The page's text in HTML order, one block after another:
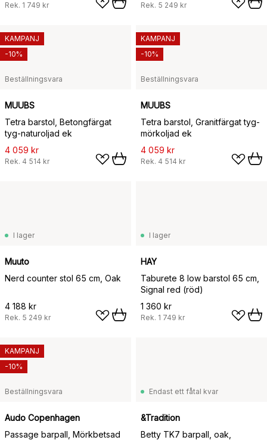
Rek. 1 749 kr Rek. 5 249 kr
Beställningsvara
MUUBS
Tetra barstol, Betongfärgat
tyg-naturoljad ek
4 059 kr
Rek. 4 514 kr
KAMPANJ
-10%
Beställningsvara
MUUBS
Tetra barstol, Granitfärgat tyg-
mörkoljad ek
4 059 kr
Rek. 4 514 kr
KAMPANJ
-10%
I lager
Muuto
Nerd counter stol 65 cm, Oak
4 188 kr
Rek. 5 249 kr
I lager
HAY
Taburete 8 low barstol 65 cm,
Signal red (röd)
1 360 kr
Rek. 1 749 kr
Beställningsvara
Audo Copenhagen
Passage barpall, Mörkbetsad
KAMPANJ
-10%
Endast ett fåtal kvar
&Tradition
Betty TK7 barpall, oak,